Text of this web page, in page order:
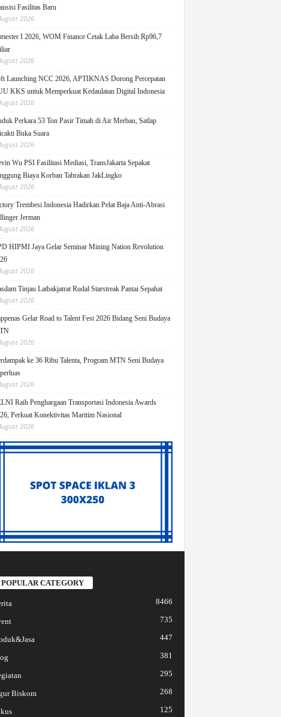
Fasilitas Baru
2026
I 2026, WOM Finance Cetak Laba Bersih Rp96,7
2026
Launching NCC 2026, APTIKNAS Dorong Percepatan
KKS untuk Memperkuat Kedaulatan Digital Indonesia
2026
Perkara 53 Ton Pasir Timah di Air Merbau, Satlap
Buka Suara
2026
Wu PSI Fasilitasi Mediasi, TransJakarta Sepakat
Biaya Korban Tabrakan JakLingko
2026
Trembesi Indonesia Hadirkan Pelat Baja Anti-Abrasi
Jerman
2026
HIPMI Jaya Gelar Seminar Mining Nation Revolution
2026
Tinjau Latbakjatrat Rudal Starstreak Pantai Sepahat
2026
Gelar Road to Talent Fest 2026 Bidang Seni Budaya
2026
ke 36 Ribu Talenta, Program MTN Seni Budaya
2026
Raih Penghargaan Transportasi Indonesia Awards
Perkuat Konektivitas Maritim Nasional
2026
POPULAR CATEGORY
8466
735
447
381
295
Biskom 268
125